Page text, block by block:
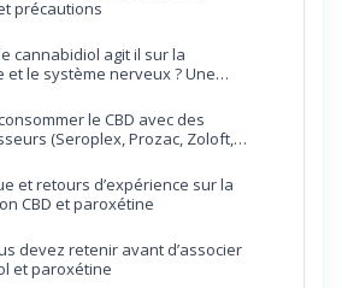
: compatibilité,
cannabidiol agit il sur la
le CBD avec des
?
et retours d’expérience sur la
devez retenir avant d’associer